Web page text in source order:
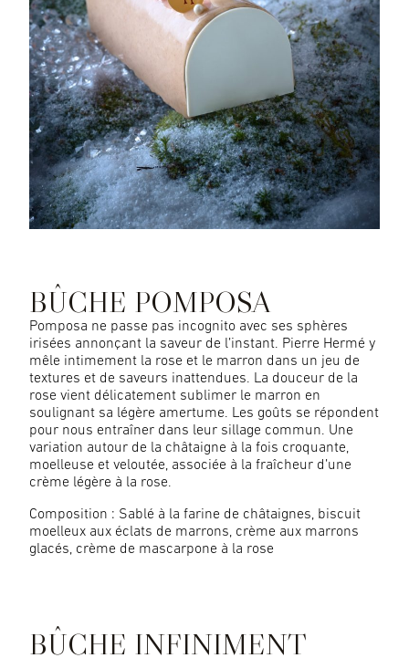
BÛCHE POMPOSA
Pomposa ne passe pas incognito avec ses sphères
irisées annonçant la saveur de l’instant. Pierre Hermé y
mêle intimement la rose et le marron dans un jeu de
textures et de saveurs inattendues. La douceur de la
rose vient délicatement sublimer le marron en
soulignant sa légère amertume. Les goûts se répondent
pour nous entraîner dans leur sillage commun. Une
variation autour de la châtaigne à la fois croquante,
moelleuse et veloutée, associée à la fraîcheur d’une
crème légère à la rose.
Composition : Sablé à la farine de châtaignes, biscuit
moelleux aux éclats de marrons, crème aux marrons
glacés, crème de mascarpone à la rose
BÛCHE INFINIMENT